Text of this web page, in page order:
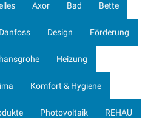
Axor Bad Bette
Danfoss Design Förderung
hansgrohe Heizung
Komfort & Hygiene
Photovoltaik REHAU